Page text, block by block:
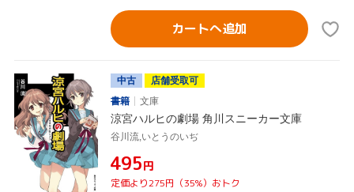
カートへ追加
中古
店舗受取可
書籍
文庫
涼宮ハルヒの劇場 角川スニーカー文庫
谷川流,いとうのいぢ
¥495円
定価より275円（35%）おトク